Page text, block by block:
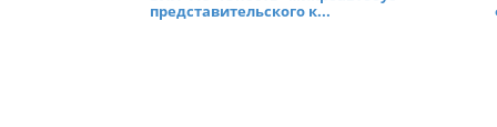
представительского к...